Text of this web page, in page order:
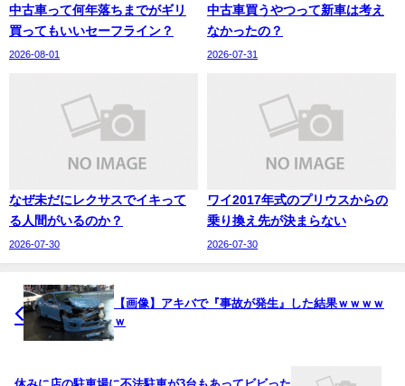
中古車って何年落ちまでがギリ
買ってもいいセーフライン？
2026-08-01
中古車買うやつって新車は考え
なかったの？
2026-07-31
なぜ未だにレクサスでイキって
る人間がいるのか？
2026-07-30
ワイ2017年式のプリウスからの
乗り換え先が決まらない
2026-07-30
【画像】アキバで『事故が発生』した結果ｗｗｗｗ
ｗ